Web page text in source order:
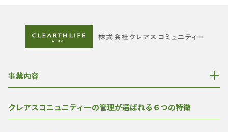
事業内容
クレアスコニュニティーの管理が選ばれる６つの特徴